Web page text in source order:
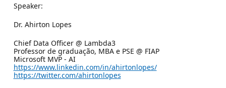
Speaker:
Dr. Ahirton Lopes
Chief Data Officer @ Lambda3
Professor de graduação, MBA e PSE @ FIAP
Microsoft MVP - AI
https://www.linkedin.com/in/ahirtonlopes/
https://twitter.com/ahirtonlopes